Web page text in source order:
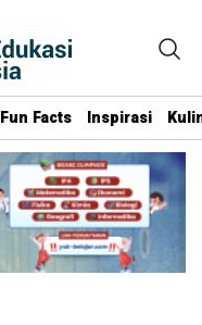
Fun Facts Inspirasi